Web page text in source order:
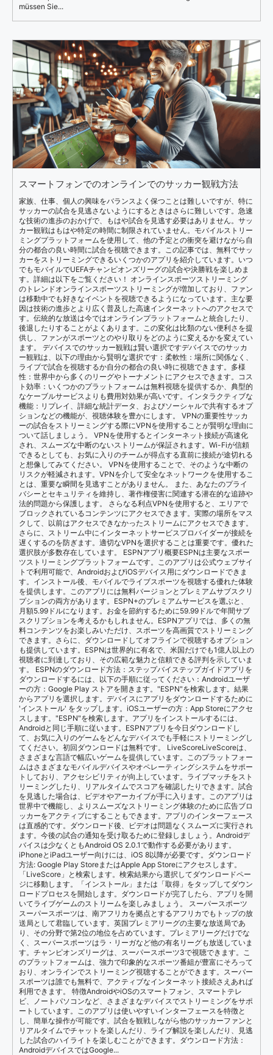
müssen Sie...
スマートフォンでのオンラインでのサッカー観戦方法
家族、仕事、個人の興味をバランスよく保つことは難しいですが、特に
サッカーの試合を見逃さないようにするときはさらに難しいです。急速
な技術の進歩のおかげで、もはや試合を見逃す必要はありません。サッ
カー観戦はもはや特定の時間に制限されていません。モバイルストリー
ミングプラットフォームを使用して、他の予定との衝突を避けながら自
分の都合の良い時間に試合を視聴できます。この記事では、無料でサッ
カーをストリーミングできるいくつかのアプリを紹介しています。いつ
でもモバイルでUEFAチャンピオンズリーグの試合や決勝戦を楽しめま
す。詳細は以下をご覧ください！ オンラインスポーツストリーミング
のトレンドオンラインスポーツストリーミングが増加しており、ファン
は移動中でも好きなイベントを視聴できるようになっています。主な要
因は技術の進歩とより広く普及した高速インターネットへのアクセスで
す。伝統的な放送は今ではオンラインプラットフォームと統合したり、
後退したりすることがよくあります。この変化は比類のない便利さを提
供し、ファンがスポーツとのやり取りをどのように変えるかを変えてい
ます。 デバイスでのサッカー観戦は賢い選択ですデバイスでのサッカ
ー観戦は、以下の理由から賢明な選択です：柔軟性：場所に関係なく、
ライブで試合を視聴するか自分の都合の良い時に視聴できます。多様
性：世界中から多くのリーグやトーナメントにアクセスできます。コス
ト効率：いくつかのプラットフォームは無料視聴を提供するか、典型的
なケーブルサービスよりも費用対効果が高いです。インタラクティブな
機能：リプレイ、詳細な統計データ、およびソーシャルで共有するオプ
ションなどの機能が、視聴体験を豊かにします。 VPNの重要性サッカ
ーの試合をストリーミングする際にVPNを使用することが賢明な理由に
ついて話しましょう。 VPNを使用するとインターネット接続が高速化
され、スムーズな中断のないストリームが保証されます。Wi-Fiが信頼
できるとしても、お気に入りのチームが得点する直前に接続が途切れる
と想像してみてください。 VPNを使用することで、そのような中断の
リスクが軽減されます。VPNを介して安全なネットワークを使用するこ
とは、重要な瞬間を見逃すことがありません。 また、あなたのプライ
バシーとセキュリティを維持し、著作権侵害に関連する潜在的な追跡や
法的問題から保護します。 さらなる利点VPNを使用すると、エリアで
ブロックされているコンテンツにアクセスできます。実際の場所をマス
クして、以前はアクセスできなかったストリームにアクセスできます。
さらに、ストリーム中にインターネットサービスプロバイダーが接続を
遅くするのを防ぎます。適切なVPNを選択することは重要です。優れた
選択肢が多数存在しています。 ESPNアプリ概要ESPNは主要なスポー
ツストリーミングプラットフォームです。このアプリは公式ウェブサイ
トで利用可能で、AndroidおよびiOSデバイス用にダウンロードできま
す。インストール後、モバイルでライブスポーツを視聴する優れた体験
を提供します。このアプリには無料バージョンとプレミアムサブスクリ
プションの両方があります。ESPN+のプレミアムサービスを選ぶと、
月額5.99ドルになります。お金を節約するために59.99ドルで年間サブ
スクリプションを考えるかもしれません。ESPNアプリでは、多くの無
料コンテンツをお楽しみいただけ、スポーツを高画質でストリーミング
できます。さらに、ダウンロードしてオフラインで視聴するオプション
も提供しています。ESPNは世界的に有名で、米国だけでも1億人以上の
視聴者に到達しており、その広範な魅力と信頼できる評判を示していま
す。 ESPNのダウンロード方法：ステップバイステップガイドアプリを
ダウンロードするには、以下の手順に従ってください：Androidユーザ
ーの方：Google Play ストアを開きます。"ESPN"を検索します。結果
からアプリを選択します。デバイスにアプリをダウンロードするために
'インストール' をタップします。iOSユーザーの方：App Storeにアクセ
スします。"ESPN"を検索します。アプリをインストールするには、
Androidと同じ手順に従います。ESPNアプリを今日ダウンロードし
て、お気に入りのゲームをどんなデバイスでも手軽にストリーミングし
てください。初回ダウンロードは無料です。 LiveScoreLiveScoreは、
さまざまな言語で幅広いゲームを提供しています。このプラットフォー
ムはさまざまなモバイルデバイスやオペレーティングシステムをサポー
トしており、アクセシビリティが向上しています。ライブマッチをスト
リーミングしたり、リアルタイムでスコアを確認したりできます。試合
を見逃した場合は、ビデオやアーカイブが手に入ります。このアプリは
世界中で機能し、よりスムーズなストリーミング体験のために広告ブロ
ッカーをアクティブにすることもできます。アプリのインターフェース
は直感的です。ダウンロード後、ビデオは問題なくスムーズに実行され
ます。今後の試合の通知を受け取るために登録しましょう。Androidデ
バイスは少なくともAndroid OS 2.0.1で動作する必要があります。
iPhoneとiPadユーザー向けには、iOS 8以降が必要です。ダウンロード
方法: Google Play StoreまたはApple App Storeにアクセスします。
「LiveScore」と検索します。検索結果から選択してダウンロードペー
ジに移動します。「インストール」または「取得」をタップしてダウン
ロードプロセスを開始します。ダウンロードが完了したら、アプリを開
いてライブゲームのストリームを楽しみましょう。 スーパースポーツ
スーパースポーツは、南アフリカを拠点とするアフリカでもトップの放
送局として君臨しています。英国プレミアリーグの主要な放送局であ
り、その分野で第2位の地位を占めています。プレミアリーグだけでな
く、スーパースポーツはラ・リーガなど他の有名リーグも放送していま
す。チャンピオンズリーグは、スーパースポーツ3で視聴できます。こ
のプラットフォームは、強力で印象的なスポーツ番組が豊富にそろって
おり、オンラインでストリーミング視聴することができます。スーパー
スポーツは誰でも無料で、アクティブなインターネット接続さえあれば
利用できます。 特徴AndroidやiOSのスマートフォン、スマートテレ
ビ、ノートパソコンなど、さまざまなデバイスでストリーミングをサポ
ートしています。このアプリは使いやすいインターフェースを特徴と
し、簡単な操作が可能です。試合を観戦しながら他のサッカーファンと
リアルタイムでチャットを楽しんだり、ライブ解説を楽しんだり、見逃
した試合のハイライトを楽しむことができます。ダウンロード方法：
AndroidデバイスではGoogle...